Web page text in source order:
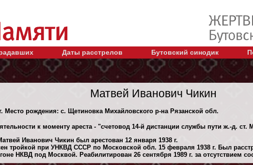
Даты расстрелов Бутовский синодик
Матвей Иванович Чикин
Место рождения: с. Щетиновка Михайловского р-на Рязанской обл.
к моменту ареста - "счетовод 14-й дистанции службы пути ж.-д.
Иванович Чикин был арестован 12 января 1938 г.
тройкой при УНКВД СССР по Московской обл. 15 февраля 1938 г. Был
НКВД под Москвой. Реабилитирован 26 сентября 1989 г. за отсутствием